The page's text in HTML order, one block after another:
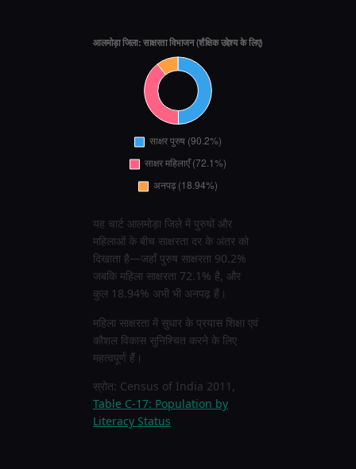
यह चार्ट आलमोड़ा जिले में पुरुषों और
महिलाओं के बीच साक्षरता दर के अंतर को
दिखाता है—जहाँ पुरुष साक्षरता 90.2%
जबकि महिला साक्षरता 72.1% है, और
कुल 18.94% अभी भी अनपढ़ हैं।
महिला साक्षरता में सुधार के प्रयास शिक्षा एवं
कौशल विकास सुनिश्चित करने के लिए
महत्वपूर्ण हैं।
स्रोत: Census of India 2011,
Table C-17: Population by
Literacy Status